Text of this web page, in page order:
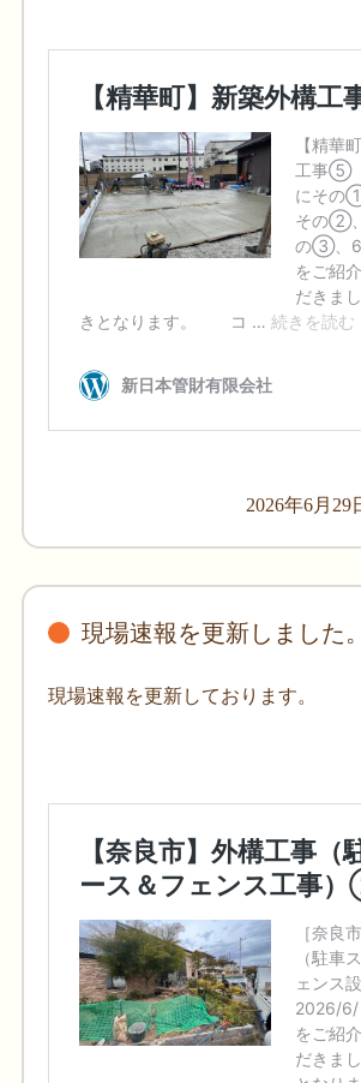
2026年6月29
現場速報を更新しました。
現場速報を更新しております。